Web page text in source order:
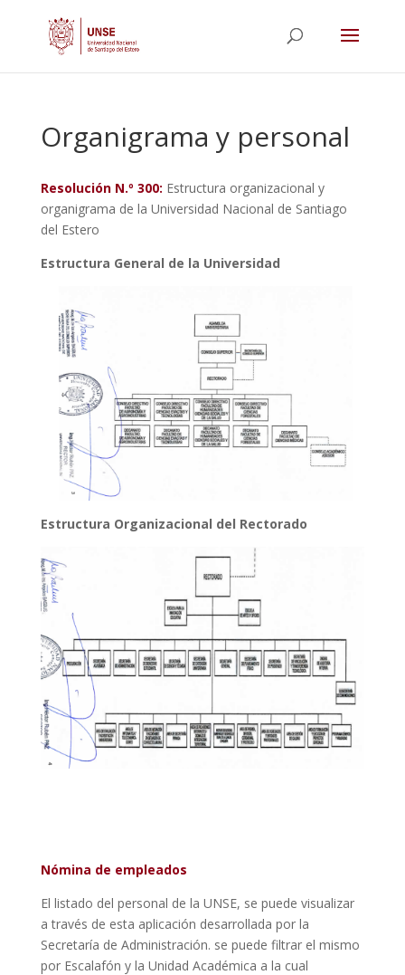
Organigrama y personal
Resolución N.º 300: Estructura organizacional y
organigrama de la Universidad Nacional de Santiago
del Estero
Estructura General de la Universidad
Estructura Organizacional del Rectorado
Nómina de empleados
El listado del personal de la UNSE, se puede visualizar
a través de esta aplicación desarrollada por la
Secretaría de Administración. se puede filtrar el mismo
por Escalafón y la Unidad Académica a la cual